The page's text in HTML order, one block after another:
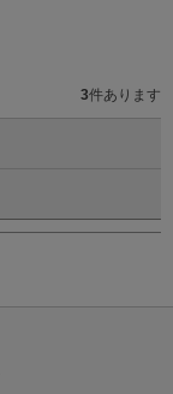
3件あります